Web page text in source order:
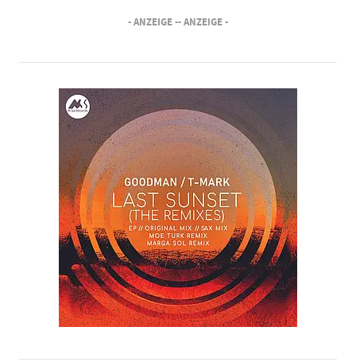
- ANZEIGE -- ANZEIGE -